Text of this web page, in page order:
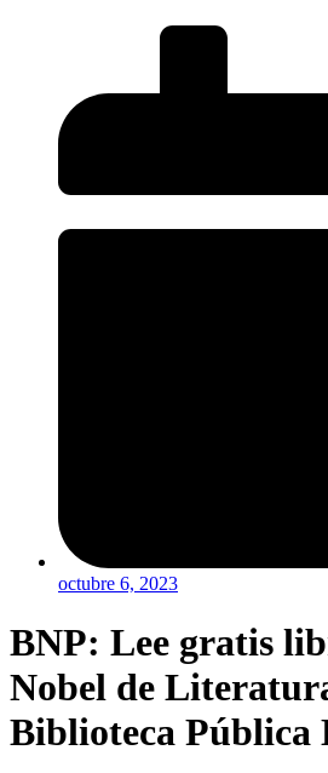
octubre 6, 2023
BNP: Lee gratis
Nobel de
Biblioteca Pública